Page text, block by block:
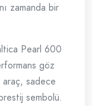
zamanda bir
Pearl 600
göz
araç, sadece
sembolü.